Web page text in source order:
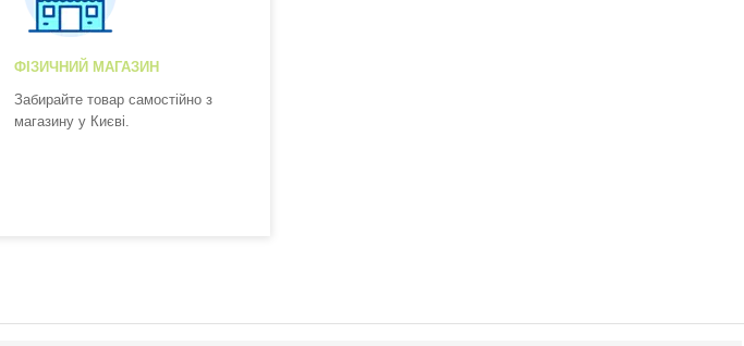
ФІЗИЧНИЙ МАГАЗИН
Забирайте товар самостійно з
магазину у Києві.